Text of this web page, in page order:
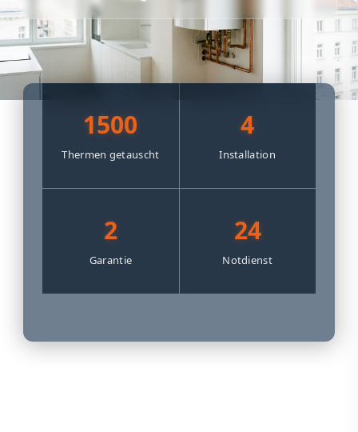
1500
Thermen getauscht
4
Installation
2
Garantie
24
Notdienst